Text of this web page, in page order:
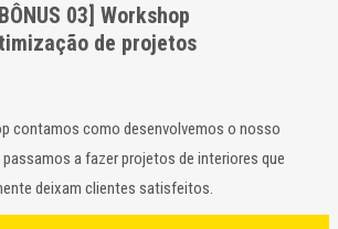
03] Workshop
de projetos
contamos como desenvolvemos o nosso
a fazer projetos de interiores que
deixam clientes satisfeitos.